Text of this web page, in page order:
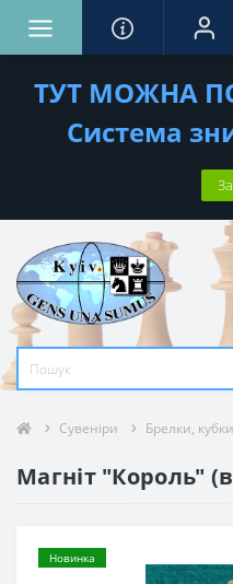
ТУТ МОЖНА
Система
Сувеніри Брелки,
Магніт "Король"
Новинка